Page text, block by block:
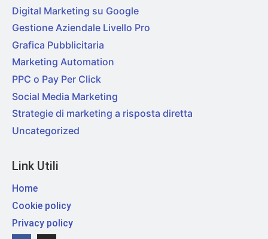
Digital Marketing su Google
Gestione Aziendale Livello Pro
Grafica Pubblicitaria
Marketing Automation
PPC o Pay Per Click
Social Media Marketing
Strategie di marketing a risposta diretta
Uncategorized
Link Utili
Home
Cookie policy
Privacy policy